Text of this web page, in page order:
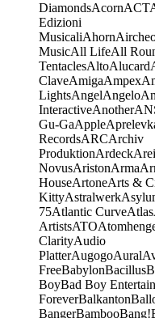
DiamondsAcornACT
Edizioni
MusicaliAhorn
MusicAll LifeAll
TentaclesAltoAlucard
ClaveAmigaAmpex
LightsAngelAngelo
InteractiveAnother
Gu-GaApple
RecordsARCArchiv
ProduktionArdeck
NovusAristonArma
HouseArtoneArts &
KittyAstralwerk
75Atlantic CurveAtlas
ArtistsATO
ClarityAudio
PlatterAugogoAural
FreeBabylonBacillus
BoyBad Boy
ForeverBalkanton
BangerBambooBang!